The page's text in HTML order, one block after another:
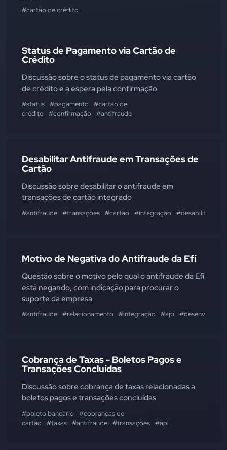
#cartão de crédito
Status de Pagamento via Cartão de
Crédito
Discussão sobre o status de pagamento via cartão
de crédito e a espera pela confirmação
#status #pagamento
#cartão de
crédito
#confirmação #antifraude
Desabilitar Antifraude em Transações de
Cartão
Discussão sobre desabilitar o antifraude em
transações de cartão integrado
#antifraude #transações #cartão #integração #desabilitar
Motivo de Negativa do Antifraude da Efí
Questão sobre o motivo pelo qual o antifraude da Efí
está negando, com indicação para procurar o
suporte da empresa
#antifraude #relacionamento #integração #api
Cobrança de Taxas - Boletos Pagos e
Transações Concluídas
Discussão sobre cobrança de taxas relacionadas a
boletos pagos e transações concluídas
#boleto bancário
#cobranças de
cartão
#taxas #antifraude #transações #api